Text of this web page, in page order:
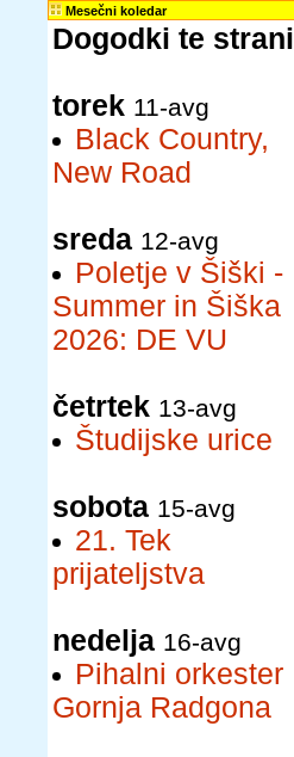
Mesečni koledar
Dogodki te strani
torek 11-avg
Black Country,
New Road
sreda 12-avg
Poletje v Šiški -
Summer in Šiška
2026: DE VU
četrtek 13-avg
Študijske urice
sobota 15-avg
21. Tek
prijateljstva
nedelja 16-avg
Pihalni orkester
Gornja Radgona